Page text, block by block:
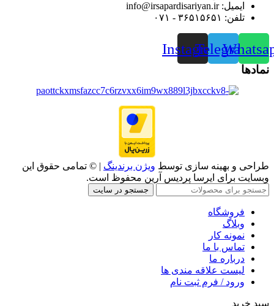
ایمیل: info@irsapardisariyan.ir
تلفن: ۳۶۵۱۵۶۵۱ - ۰۷۱
Telegram
Instagram
نمادها
طراحی و بهینه سازی توسط ویژن برندینگ | © تمامی حقوق این
وبسایت برای ایرسا پردیس آرین محفوظ است.
جستجو در سایت
فروشگاه
وبلاگ
نمونه کار
تماس با ما
درباره ما
لیست علاقه مندی ها
ورود / فرم ثبت نام
سبد خرید